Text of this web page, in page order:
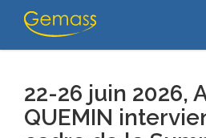
Home // 22-26 juin 2026, Alain
la Summer School de UCLA…
22-26 juin 2026,
QUEMIN